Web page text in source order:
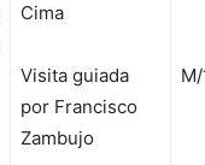
Cima
Visita guiada
por Francisco
Zambujo